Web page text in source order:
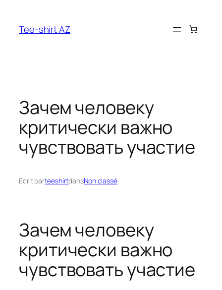
contenu
Tee-shirt AZ
Зачем человеку
критически важно
чувствовать участие
Écrit parteeshirtdansNon classé
Зачем человеку
критически важно
чувствовать участие